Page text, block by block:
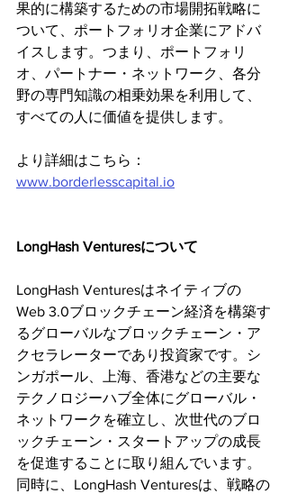
果的に構築するための市場開拓戦略に
ついて、ポートフォリオ企業にアドバ
イスします。つまり、ポートフォリ
オ、パートナー・ネットワーク、各分
野の専門知識の相乗効果を利用して、
すべての人に価値を提供します。
より詳細はこちら：
www.borderlesscapital.io
LongHash Venturesについて
LongHash Venturesはネイティブの
Web 3.0ブロックチェーン経済を構築す
るグローバルなブロックチェーン・ア
クセラレーターであり投資家です。シ
ンガポール、上海、香港などの主要な
テクノロジーハブ全体にグローバル・
ネットワークを確立し、次世代のブロ
ックチェーン・スタートアップの成長
を促進することに取り組んでいます。
同時に、LongHash Venturesは、戦略の